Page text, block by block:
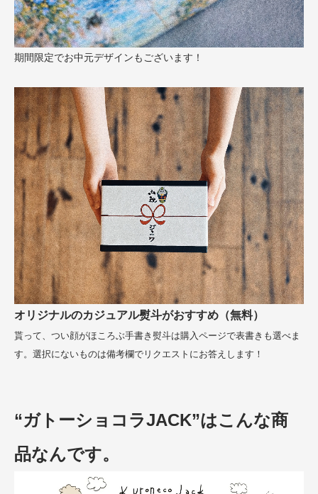
期間限定でお中元デザインもございます！
オリジナルのカジュアル熨斗がおすすめ（無料）
貰って、つい顔がほころぶ手書き熨斗は購入ページで表書きも選べま
す。選択にないものは備考欄でリクエストにお答えします！
“ガトーショコラJACK”はこんな商
品なんです。